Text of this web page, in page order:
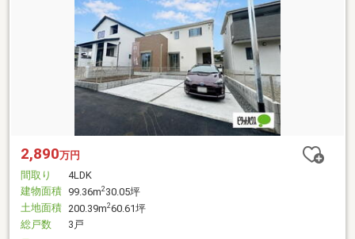
2,890万円
間取り
4LDK
建物面積 99.36m230.05坪
土地面積 200.39m260.61坪
総戸数
3戸